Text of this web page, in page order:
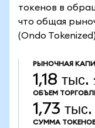
токенов в
что общая
(Ondo
РЫНОЧНАЯ
1,18 тыс.
ОБЪЕМ
1,73
СУММА